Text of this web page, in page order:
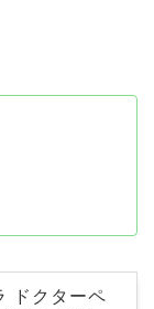
ドクターペ